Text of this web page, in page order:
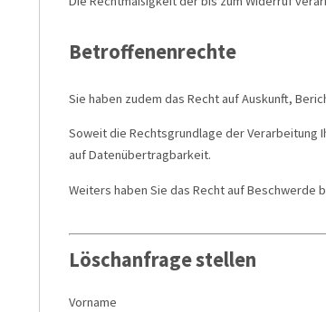
Betroffenenrechte
Sie haben zudem das Recht auf Auskunft,
Soweit die Rechtsgrundlage der Verarbeitung
auf Datenübertragbarkeit.
Weiters haben Sie das Recht auf
Löschanfrage stellen
Vorname